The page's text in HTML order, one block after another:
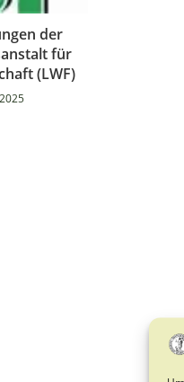
der
für
(LWF)